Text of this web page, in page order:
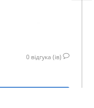
0 відгука (ів)